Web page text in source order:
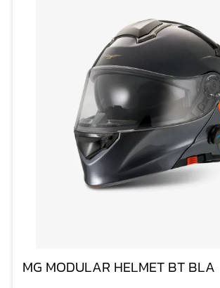
MG MODULAR HELMET BT BLA